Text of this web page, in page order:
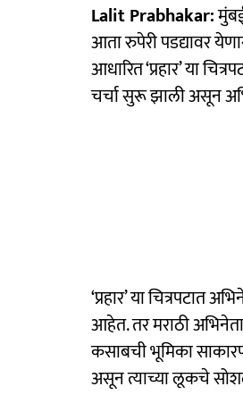
Lalit Prabhakar:
आता रुपेरी पडद्यावर
आधारित ‘प्रहार’ या
चर्चा सुरू झाली असून
‘प्रहार’ या चित्रपटात
आहेत. तर मराठी
कसाबची भूमिका
असून त्याच्या लूकचे